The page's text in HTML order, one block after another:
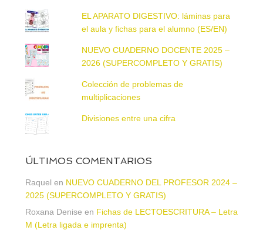
EL APARATO DIGESTIVO: láminas para
el aula y fichas para el alumno (ES/EN)
NUEVO CUADERNO DOCENTE 2025 –
2026 (SUPERCOMPLETO Y GRATIS)
Colección de problemas de
multiplicaciones
Divisiones entre una cifra
ÚLTIMOS COMENTARIOS
Raquel en NUEVO CUADERNO DEL PROFESOR 2024 –
2025 (SUPERCOMPLETO Y GRATIS)
Roxana Denise en Fichas de LECTOESCRITURA – Letra
M (Letra ligada e imprenta)